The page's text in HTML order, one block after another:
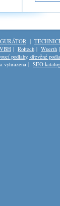
|
VBH | Roltech | Wuerth |
podlahy, dřevěné
vyhrazena | SEO katalog